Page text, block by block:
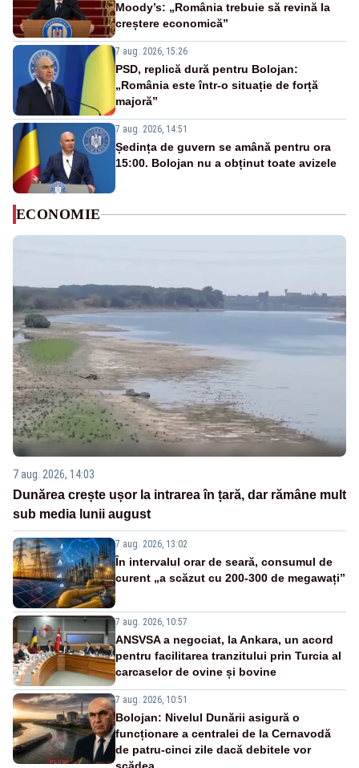
Moody’s: „România trebuie să revină la
creștere economică”
7 aug. 2026, 15:26
PSD, replică dură pentru Bolojan:
„România este într-o situație de forță
majoră”
7 aug. 2026, 14:51
Ședința de guvern se amână pentru ora
15:00. Bolojan nu a obținut toate avizele
ECONOMIE
7 aug. 2026, 14:03
Dunărea crește ușor la intrarea în țară, dar rămâne mult
sub media lunii august
7 aug. 2026, 13:02
În intervalul orar de seară, consumul de
curent „a scăzut cu 200-300 de megawați”
7 aug. 2026, 10:57
ANSVSA a negociat, la Ankara, un acord
pentru facilitarea tranzitului prin Turcia al
carcaselor de ovine și bovine
7 aug. 2026, 10:51
Bolojan: Nivelul Dunării asigură o
funcționare a centralei de la Cernavodă
de patru-cinci zile dacă debitele vor
scădea